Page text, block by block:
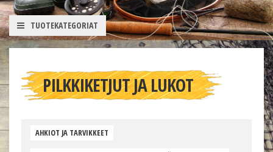
TUOTEKATEGORIAT
PILKKIKETJUT JA LUKOT
AHKIOT JA TARVIKKEET